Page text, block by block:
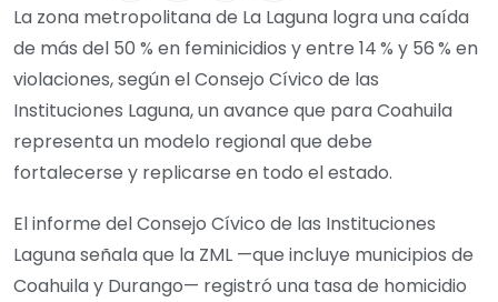
La zona metropolitana de La Laguna logra una caída
de más del 50 % en feminicidios y entre 14 % y 56 % en
violaciones, según el Consejo Cívico de las
Instituciones Laguna, un avance que para Coahuila
representa un modelo regional que debe
fortalecerse y replicarse en todo el estado.
El informe del Consejo Cívico de las Instituciones
Laguna señala que la ZML —que incluye municipios de
Coahuila y Durango— registró una tasa de homicidio